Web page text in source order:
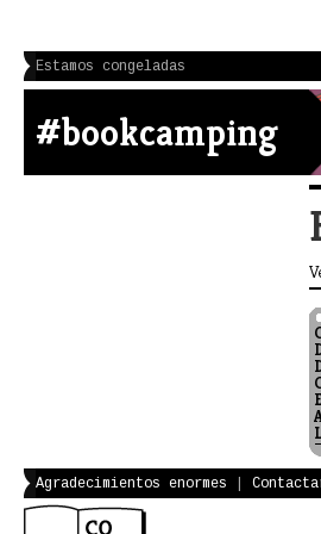
Estamos congeladas
#bookcamping
Agradecimientos enormes